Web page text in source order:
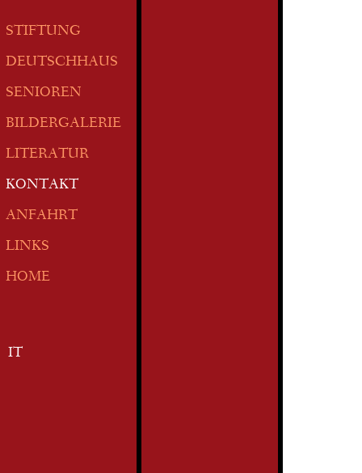
STIFTUNG
DEUTSCHHAUS
SENIOREN
BILDERGALERIE
LITERATUR
KONTAKT
ANFAHRT
LINKS
HOME
IT